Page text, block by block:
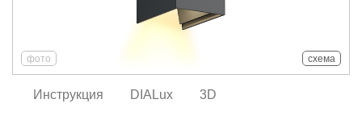
фото схема
Инструкция DIALux 3D